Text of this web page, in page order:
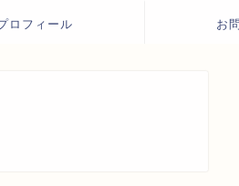
ロフィール お